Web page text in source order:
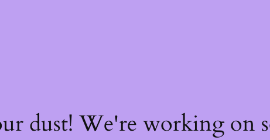
dust! We're working on